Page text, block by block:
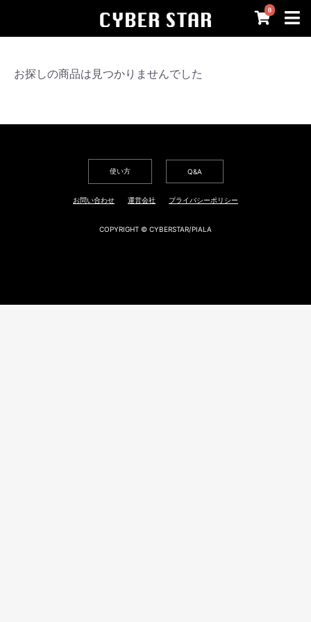
0
お探しの商品は見つかりませんでした
使い方 Q&A
お問い合わせ 運営会社 プライバシーポリシー
COPYRIGHT © CYBERSTAR/PIALA